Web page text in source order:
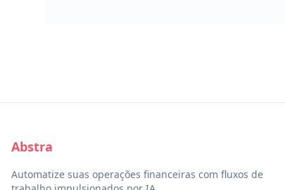
Abstra
Automatize suas operações financeiras com fluxos de